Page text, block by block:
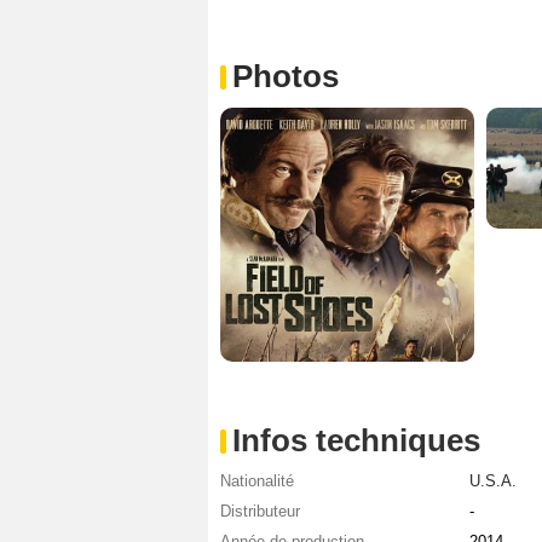
Photos
Infos techniques
Nationalité
U.S.A.
Distributeur
-